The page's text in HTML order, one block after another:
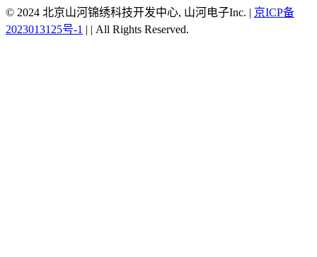
© 2024 北京山河锦绣科技开发中心, 山河电子Inc. | 京ICP备
2023013125号-1 | | All Rights Reserved.